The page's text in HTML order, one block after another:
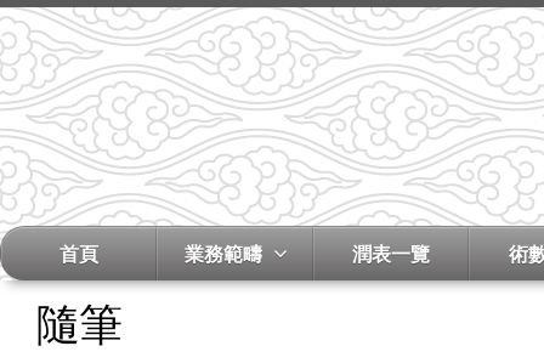
首頁 業務範疇 潤表一覽 術
隨筆